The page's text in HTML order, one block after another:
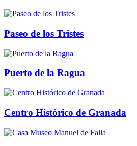
Paseo de los Tristes
Puerto de la Ragua
Centro Histórico de Granada